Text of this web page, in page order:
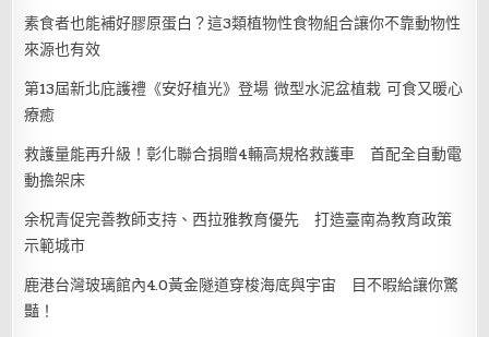
素食者也能補好膠原蛋白？這3類植物性食物組合讓你不靠動物性
來源也有效
第13屆新北庇護禮《安好植光》登場 微型水泥盆植栽 可食又暖心
療癒
救護量能再升級！彰化聯合捐贈4輛高規格救護車 首配全自動電
動擔架床
余柷青促完善教師支持、西拉雅教育優先 打造臺南為教育政策
示範城市
鹿港台灣玻璃館內4.0黃金隧道穿梭海底與宇宙 目不暇給讓你驚
豔！